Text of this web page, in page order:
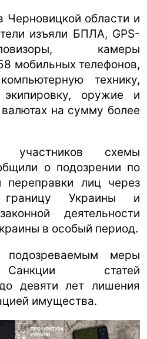
Черновицкой области и
изъяли БПЛА, GPS-
камеры
мобильных телефонов,
технику,
оружие и
на сумму более
участников схемы
о подозрении по
переправки лиц через
границу Украины и
деятельности
в особый период.
меры
статей
девяти лет лишения
имущества.